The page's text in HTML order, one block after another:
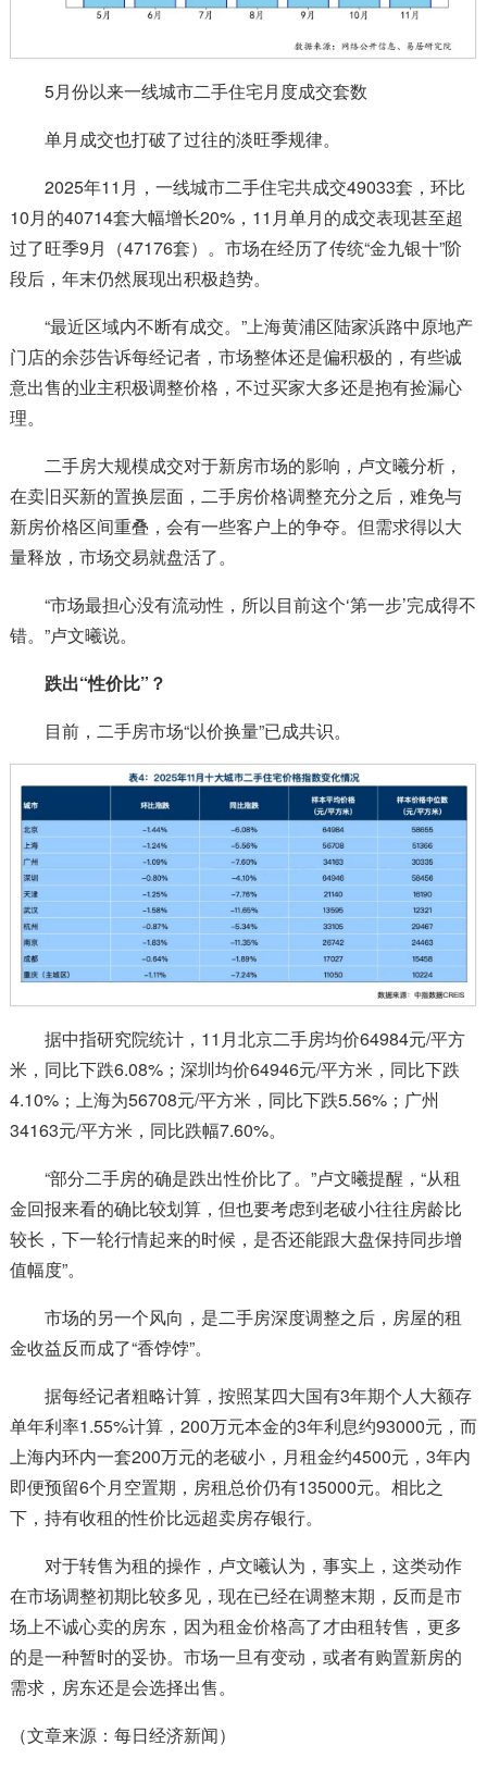
5月份以来一线城市二手住宅月度成交套数
单月成交也打破了过往的淡旺季规律。
2025年11月，一线城市二手住宅共成交49033套，环比
10月的40714套大幅增长20%，11月单月的成交表现甚至超
过了旺季9月（47176套）。市场在经历了传统“金九银十”阶
段后，年末仍然展现出积极趋势。
“最近区域内不断有成交。”上海黄浦区陆家浜路中原地产
门店的余莎告诉每经记者，市场整体还是偏积极的，有些诚
意出售的业主积极调整价格，不过买家大多还是抱有捡漏心
理。
二手房大规模成交对于新房市场的影响，卢文曦分析，
在卖旧买新的置换层面，二手房价格调整充分之后，难免与
新房价格区间重叠，会有一些客户上的争夺。但需求得以大
量释放，市场交易就盘活了。
“市场最担心没有流动性，所以目前这个‘第一步’完成得不
错。”卢文曦说。
跌出“性价比”？
目前，二手房市场“以价换量”已成共识。
据中指研究院统计，11月北京二手房均价64984元/平方
米，同比下跌6.08%；深圳均价64946元/平方米，同比下跌
4.10%；上海为56708元/平方米，同比下跌5.56%；广州
34163元/平方米，同比跌幅7.60%。
“部分二手房的确是跌出性价比了。”卢文曦提醒，“从租
金回报来看的确比较划算，但也要考虑到老破小往往房龄比
较长，下一轮行情起来的时候，是否还能跟大盘保持同步增
值幅度”。
市场的另一个风向，是二手房深度调整之后，房屋的租
金收益反而成了“香饽饽”。
据每经记者粗略计算，按照某四大国有3年期个人大额存
单年利率1.55%计算，200万元本金的3年利息约93000元，而
上海内环内一套200万元的老破小，月租金约4500元，3年内
即便预留6个月空置期，房租总价仍有135000元。相比之
下，持有收租的性价比远超卖房存银行。
对于转售为租的操作，卢文曦认为，事实上，这类动作
在市场调整初期比较多见，现在已经在调整末期，反而是市
场上不诚心卖的房东，因为租金价格高了才由租转售，更多
的是一种暂时的妥协。市场一旦有变动，或者有购置新房的
需求，房东还是会选择出售。
（文章来源：每日经济新闻）